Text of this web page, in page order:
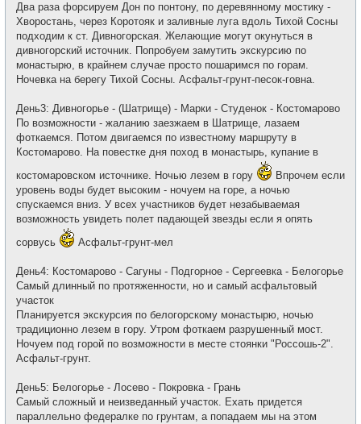
Два раза форсируем Дон по понтону, по деревянному мостику -
Хворостань, через Коротояк и заливные луга вдоль Тихой Сосны
подходим к ст. Дивногорская. Желающие могут окунуться в
дивногорский источник. Попробуем замутить экскурсию по
монастырю, в крайнем случае просто пошаримся по горам.
Ночевка на берегу Тихой Сосны. Асфальт-грунт-песок-говна.
День3: Дивногорье - (Шатрище) - Марки - Студенок - Костомарово
По возможности - жаланию заезжаем в Шатрище, лазаем
фоткаемся. Потом двигаемся по известному маршруту в
Костомарово. На повестке дня поход в монастырь, купание в
костомаровском источнике. Ночью лезем в гору
Впрочем если
уровень воды будет высоким - ночуем на горе, а ночью
спускаемся вниз. У всех участников будет незабываемая
возможность увидеть полет падающей звезды если я опять
сорвусь
Асфальт-грунт-мел
День4: Костомарово - Сагуны - Подгорное - Сергеевка - Белогорье
Самый длинный по протяженности, но и самый асфальтовый
участок
Планируется экскурсия по белогорскому монастырю, ночью
традиционно лезем в гору. Утром фоткаем разрушенный мост.
Ночуем под горой по возможности в месте стоянки "Россошь-2".
Асфальт-грунт.
День5: Белогорье - Лосево - Покровка - Грань
Самый сложный и неизведанный участок. Ехать придется
параллельно федералке по грунтам, а попадаем мы на этом